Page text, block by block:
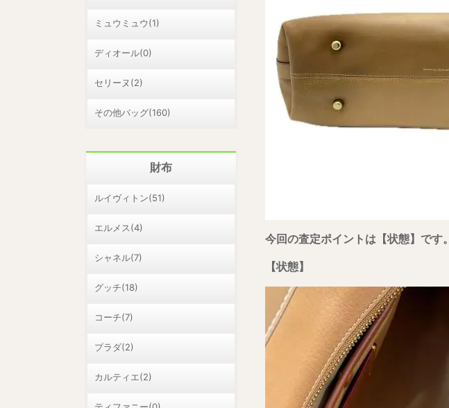
今回の査定ポイントは 【状態】 です。
【状態】
ミュウミュウ(1)
ディオール(0)
セリーヌ(2)
その他バッグ(160)
財布
ルイヴィトン(51)
エルメス(4)
シャネル(7)
グッチ(18)
コーチ(7)
プラダ(2)
カルティエ(2)